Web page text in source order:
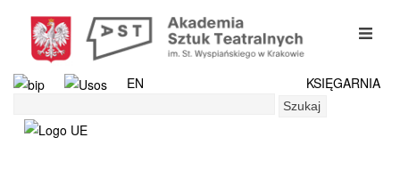
EN
KSIĘGARNIA
Szukaj